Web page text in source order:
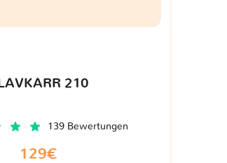
210
139 Bewertungen
129€